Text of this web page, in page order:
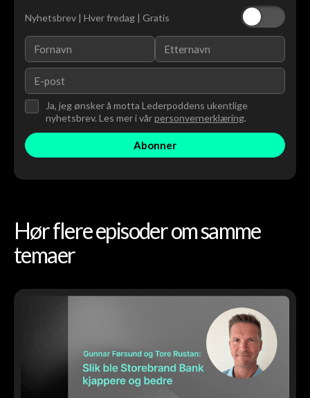
Nyhetsbrev | Hver fredag | Gratis
Ja, jeg ønsker å motta Lederpoddens ukentlige
nyhetsbrev. Les mer i vårpersonvernerklæring.
Hør flere episoder om samme
temaer